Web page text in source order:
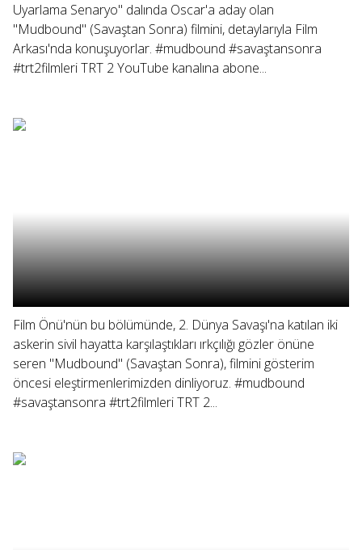
Uyarlama Senaryo" dalında Oscar'a aday olan
"Mudbound" (Savaştan Sonra) filmini, detaylarıyla Film
Arkası'nda konuşuyorlar. #mudbound #savaştansonra
#trt2filmleri TRT 2 YouTube kanalına abone...
Film Önü'nün bu bölümünde, 2. Dünya Savaşı'na katılan iki
askerin sivil hayatta karşılaştıkları ırkçılığı gözler önüne
seren "Mudbound" (Savaştan Sonra), filmini gösterim
öncesi eleştirmenlerimizden dinliyoruz. #mudbound
#savaştansonra #trt2filmleri TRT 2...